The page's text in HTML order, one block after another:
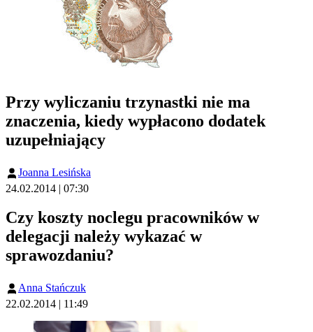
Przy wyliczaniu trzynastki nie ma
znaczenia, kiedy wypłacono dodatek
uzupełniający
Joanna Lesińska
24.02.2014 | 07:30
Czy koszty noclegu pracowników w
delegacji należy wykazać w
sprawozdaniu?
Anna Stańczuk
22.02.2014 | 11:49